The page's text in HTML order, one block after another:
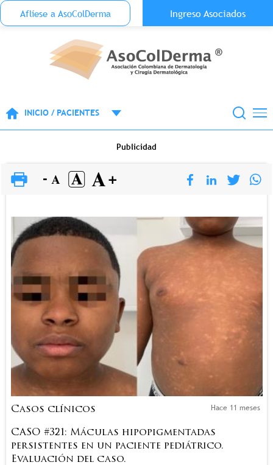
Pasar al contenido principal
Menu Top Anónimo
Aflíese a AsoColDerma Ingreso Asociados
INICIO / PACIENTES
Publicidad
Casos clínicos Hace 11 meses
CASO #321: Máculas hipopigmentadas
persistentes en un paciente pediátrico.
Evaluación del caso.